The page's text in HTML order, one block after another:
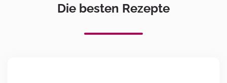
Die besten Rezepte